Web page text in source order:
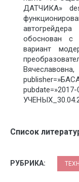
ДАТЧИКА»
обоснован с
вариант
Список
РУБРИКА: